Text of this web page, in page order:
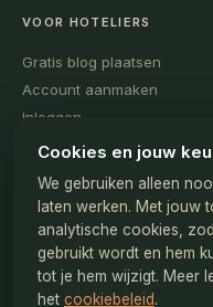
VOOR HOTELIERS
Gratis blog plaatsen
Account aanmaken
Inloggen
Voorbeelden bekijken
Tips voor goede content
Contact redactie
OVER
Wat is dit?
Cookies en jouw
We gebruiken alleen
laten werken. Met jouw
analytische cookies,
gebruikt wordt en hem
tot je hem wijzigt. Meer
het cookiebeleid.